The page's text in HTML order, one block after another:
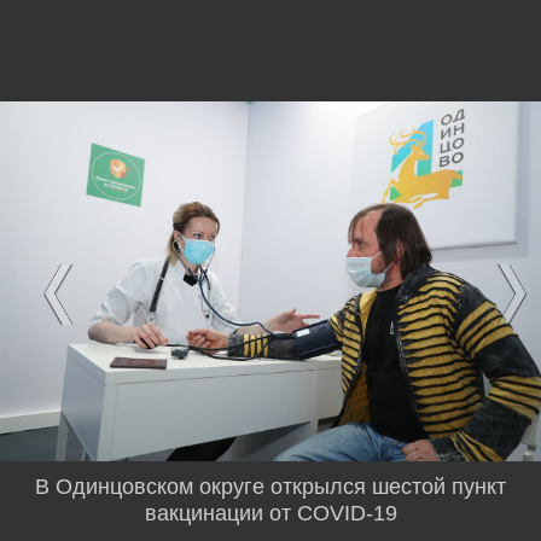
В Одинцовском округе открылся шестой пункт
вакцинации от COVID-19